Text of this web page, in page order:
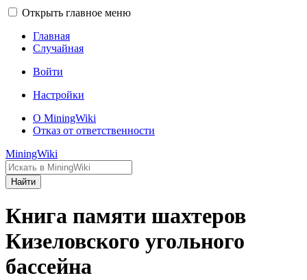
Открыть главное меню
Главная
Случайная
Войти
Настройки
О MiningWiki
Отказ от ответственности
MiningWiki
Найти
Книга памяти шахтеров
Кизеловского угольного
бассейна